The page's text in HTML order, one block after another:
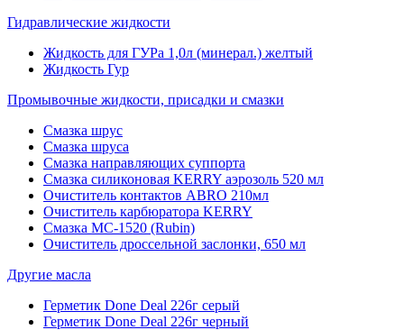
Гидравлические жидкости
Жидкость для ГУРа 1,0л (минерал.) желтый
Жидкость Гур
Промывочные жидкости, присадки и смазки
Смазка шрус
Смазка шруса
Смазка направляющих суппорта
Смазка силиконовая KERRY аэрозоль 520 мл
Очиститель контактов ABRO 210мл
Очиститель карбюратора KERRY
Смазка МС-1520 (Rubin)
Очиститель дроссельной заслонки, 650 мл
Другие масла
Герметик Done Deal 226г серый
Герметик Done Deal 226г черный